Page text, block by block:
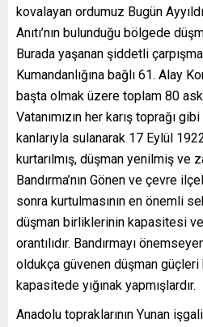
kovalayan ordumuz Bugün
Anıtı’nın bulunduğu bölgede
Burada yaşanan şiddetli
Kumandanlığına bağlı 61. Alay
başta olmak üzere toplam 80
Vatanımızın her karış toprağı
kanlarıyla sulanarak 17 Eylül
kurtarılmış, düşman yenilmiş ve
Bandırma’nın Gönen ve çevre
sonra kurtulmasının en önemli
düşman birliklerinin kapasitesi
orantılıdır. Bandırmayı
oldukça güvenen düşman
kapasitede yığınak yapmışlardır.
Anadolu topraklarının Yunan